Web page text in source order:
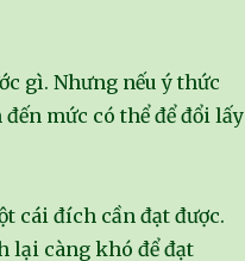
gì. Nhưng nếu ý thức
mức có thể để đổi lấy
cái đích cần đạt được.
lại càng khó để đạt